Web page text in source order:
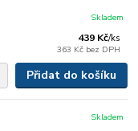
439 Kč/ks
363 Kč bez DPH
Skladem
Přidat do košíku
Skladem